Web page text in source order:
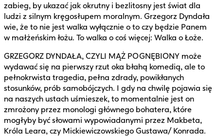
zabieg, by ukazać jak okrutny i bezlitosny jest świat dla
ludzi z silnym kręgosłupem moralnym. Grzegorz Dyndała
wie, że to nie jest walka wyłącznie o to czy będzie Panem
w małżeńskim łożu. To walka o coś więcej: Walka o Łoże.
GRZEGORZ DYNDAŁA, CZYLI MĄŻ POGNĘBIONY może
wydawać się na pierwszy rzut oka błahą komedią, ale to
pełnokrwista tragedia, pełna zdrady, powikłanych
stosunków, prób samobójczych. I gdy na chwilę pojawia się
na naszych ustach uśmieszek, to momentalnie jest on
zmrożony przez monologi głównego bohatera, które
mogłyby być słowami wypowiadanymi przez Makbeta,
Króla Leara, czy Mickiewiczowskiego Gustawa/ Konrada.